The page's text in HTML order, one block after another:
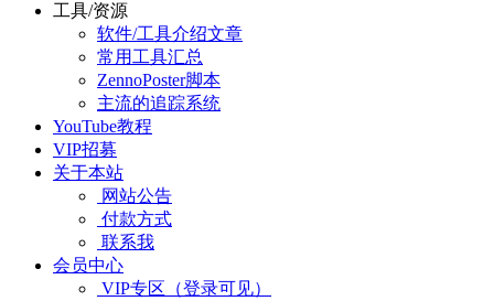
工具/资源
软件/工具介绍文章
常用工具汇总
ZennoPoster脚本
主流的追踪系统
YouTube教程
VIP招募
关于本站
网站公告
付款方式
联系我
会员中心
VIP专区（登录可见）